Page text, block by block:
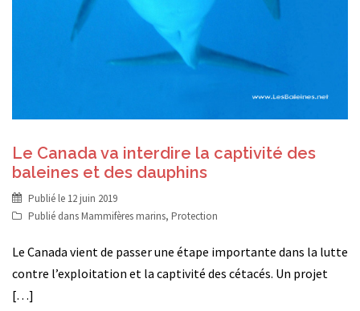
Le Canada va interdire la captivité des
baleines et des dauphins
Publié le 12 juin 2019
Publié dans Mammifères marins, Protection
Le Canada vient de passer une étape importante dans la lutte
contre l’exploitation et la captivité des cétacés. Un projet
[…]